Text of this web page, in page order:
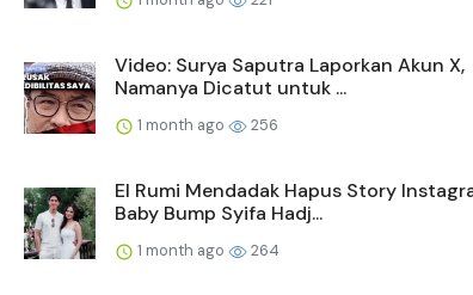
Video: Surya Saputra Laporkan Akun X,
Namanya Dicatut untuk ...
1 month ago 256
El Rumi Mendadak Hapus Story
Baby Bump Syifa Hadj...
1 month ago 264